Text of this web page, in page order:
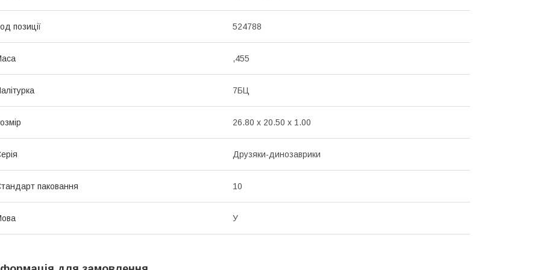
позиції 524788
,455
7БЦ
26.80 x 20.50 x 1.00
Друзяки-динозаврики
паковання 10
У